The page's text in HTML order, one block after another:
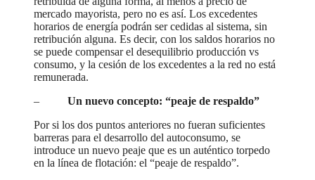
mercado mayorista, pero no es así. Los excedentes
horarios de energía podrán ser cedidas al sistema, sin
retribución alguna. Es decir, con los saldos horarios no
se puede compensar el desequilibrio producción vs
consumo, y la cesión de los excedentes a la red no está
remunerada.
– Un nuevo concepto: “peaje de respaldo”
Por si los dos puntos anteriores no fueran suficientes
barreras para el desarrollo del autoconsumo, se
introduce un nuevo peaje que es un auténtico torpedo
en la línea de flotación: el “peaje de respaldo”.